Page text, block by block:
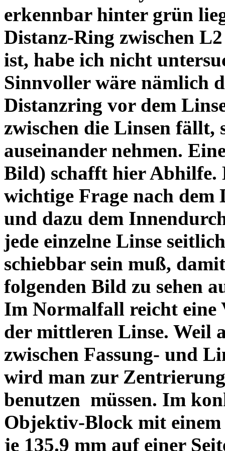
erkennbar hinter grün
Distanz-Ring zwischen
ist, habe ich nicht
Sinnvoller wäre nämlich
Distanzring vor dem
zwischen die Linsen fällt,
auseinander nehmen.
Bild) schafft hier Abhilfe.
wichtige Frage nach dem
und dazu dem
jede einzelne Linse
schiebbar sein muß,
folgenden Bild zu sehen
Im Normalfall reicht eine
der mittleren Linse. Weil
zwischen Fassung- und
wird man zur
benutzen müssen. Im
Objektiv-Block mit einem
je 135.9 mm auf einer